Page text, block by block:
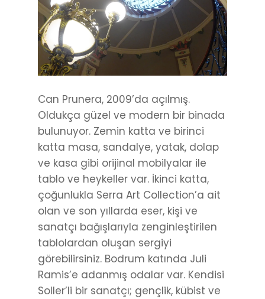
Can Prunera, 2009’da açılmış.
Oldukça güzel ve modern bir binada
bulunuyor. Zemin katta ve birinci
katta masa, sandalye, yatak, dolap
ve kasa gibi orijinal mobilyalar ile
tablo ve heykeller var. İkinci katta,
çoğunlukla Serra Art Collection’a ait
olan ve son yıllarda eser, kişi ve
sanatçı bağışlarıyla zenginleştirilen
tablolardan oluşan sergiyi
görebilirsiniz. Bodrum katında Juli
Ramis’e adanmış odalar var. Kendisi
Soller’li bir sanatçı; gençlik, kübist ve